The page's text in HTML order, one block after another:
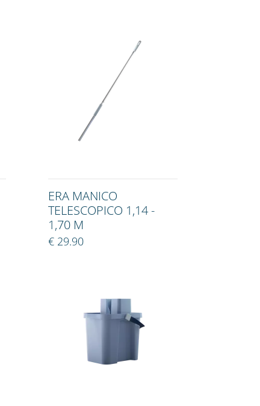
ERA MANICO
TELESCOPICO 1,14 -
1,70 M
€ 29.90